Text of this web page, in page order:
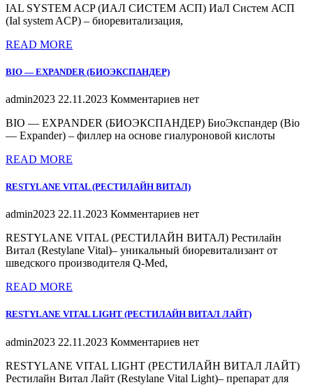
IAL SYSTEM ACP (ИАЛ СИСТЕМ АСП) ИаЛ Систем АСП
(Ial system ACP) – биоревитализация,
READ MORE
BIO — EXPANDER (БИОЭКСПАНДЕР)
admin2023 22.11.2023 Комментариев нет
BIO — EXPANDER (БИОЭКСПАНДЕР) БиоЭкспандер (Bio
— Expander) – филлер на основе гиалуроновой кислоты
READ MORE
RESTYLANE VITAL (РЕСТИЛАЙН ВИТАЛ)
admin2023 22.11.2023 Комментариев нет
RESTYLANE VITAL (РЕСТИЛАЙН ВИТАЛ) Рестилайн
Витал (Restylane Vital)– уникальный биоревитализант от
шведского производителя Q-Med,
READ MORE
RESTYLANE VITAL LIGHT (РЕСТИЛАЙН ВИТАЛ ЛАЙТ)
admin2023 22.11.2023 Комментариев нет
RESTYLANE VITAL LIGHT (РЕСТИЛАЙН ВИТАЛ ЛАЙТ)
Рестилайн Витал Лайт (Restylane Vital Light)– препарат для